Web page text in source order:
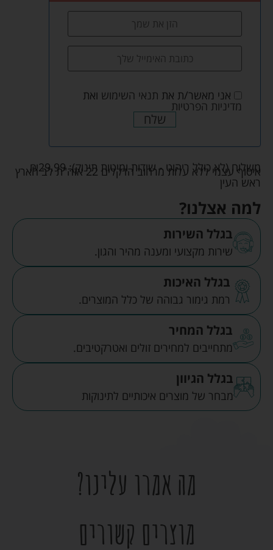
אני מאשר/ת את תנאי השימוש ואת
מדיניות הפרטיות
שלח
משלוח (לא כולל ריהוט - שידות ומיטות תינוק): ₪29.99
איסוף עצמי ללא עלות מרחוב הדקלים 22 אזה"ת לב הארץ
ראש העין
למה אצלנו?
בגלל השירות
שירות מקצועי ומענה מהיר והגון.
בגלל האיכות
רמת גימור גבוהה של כלל המוצרים.
בגלל המחיר
מתחייבים למחירים זולים ואטרקטיבים.
בגלל הגיוון
מבחר של מוצרים איכותיים לתינוקות
מה אמרו עלינו?
מוצרים קשורים